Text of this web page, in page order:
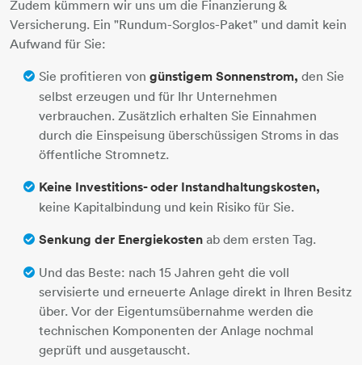
Zudem kümmern wir uns um die Finanzierung &
Versicherung. Ein "Rundum-Sorglos-Paket" und damit kein
Aufwand für Sie:
Sie profitieren von günstigem Sonnenstrom, den Sie
selbst erzeugen und für Ihr Unternehmen
verbrauchen. Zusätzlich erhalten Sie Einnahmen
durch die Einspeisung überschüssigen Stroms in das
öffentliche Stromnetz.
Keine Investitions- oder Instandhaltungskosten,
keine Kapitalbindung und kein Risiko für Sie.
Senkung der Energiekosten ab dem ersten Tag.
Und das Beste: nach 15 Jahren geht die voll
servisierte und erneuerte Anlage direkt in Ihren Besitz
über. Vor der Eigentumsübernahme werden die
technischen Komponenten der Anlage nochmal
geprüft und ausgetauscht.​​​​​​